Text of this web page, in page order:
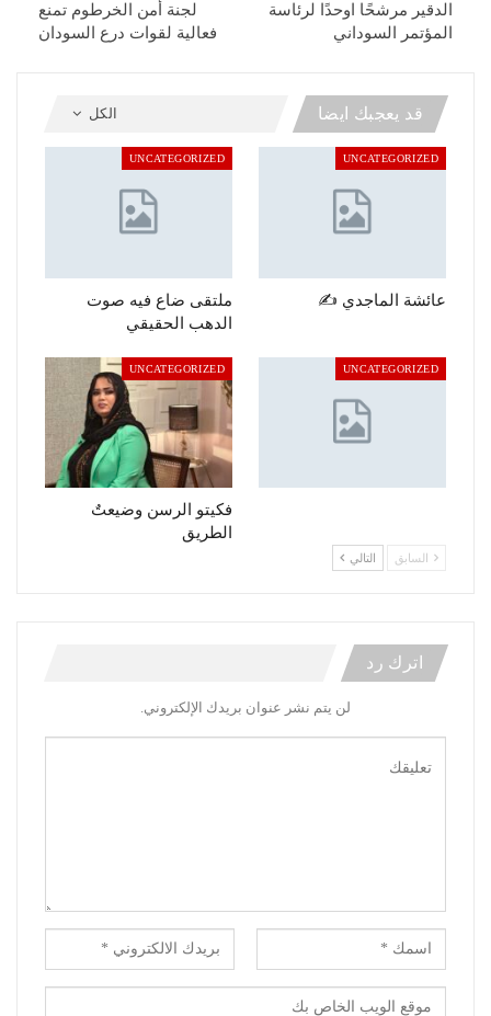
الدقير مرشحًا اوحدًا لرئاسة
المؤتمر السوداني
لجنة أمن الخرطوم تمنع
فعالية لقوات درع السودان
الكل قد يعجبك ايضا
UNCATEGORIZED
عائشة الماجدي ✍️
UNCATEGORIZED
ملتقى ضاع فيه صوت
الدهب الحقيقي
UNCATEGORIZED
UNCATEGORIZED
فكيتو الرسن وضيعتٌ
الطريق
السابق التالي
اترك رد
لن يتم نشر عنوان بريدك الإلكتروني.